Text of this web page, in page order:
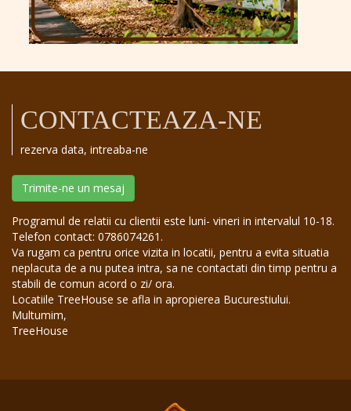
CONTACTEAZA-NE
rezerva data, intreaba-ne
Trimite-ne un mesaj
Programul de relatii cu clientii este luni- vineri in intervalul 10-18.
Telefon contact: 0786074261.
Va rugam ca pentru orice vizita in locatii, pentru a evita situatia
neplacuta de a nu putea intra, sa ne contactati din timp pentru a
stabili de comun acord o zi/ ora.
Locatiile TreeHouse se afla in apropierea Bucurestiului.
Multumim,
TreeHouse